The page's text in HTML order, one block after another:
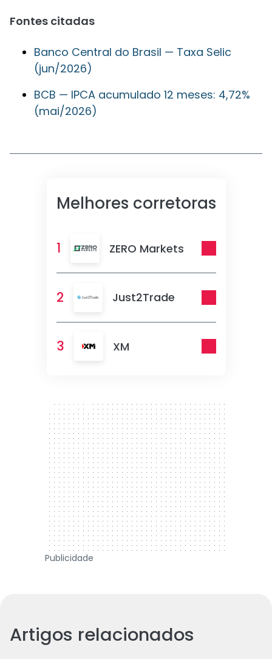
Fontes citadas
Banco Central do Brasil — Taxa Selic
(jun/2026)
BCB — IPCA acumulado 12 meses: 4,72%
(mai/2026)
Melhores corretoras
1 ZERO Markets
2 Just2Trade
3 XM
300 x 250
Publicidade
Artigos relacionados